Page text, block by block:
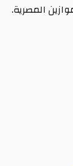
المصرية.